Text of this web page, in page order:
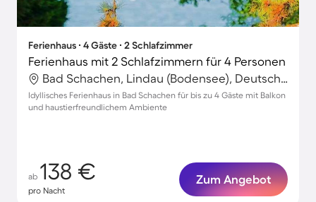
Ferienhaus ∙ 4 Gäste ∙ 2 Schlafzimmer
Ferienhaus mit 2 Schlafzimmern für 4 Personen
Bad Schachen, Lindau (Bodensee), Deutschland
Idyllisches Ferienhaus in Bad Schachen für bis zu 4 Gäste mit Balkon
und haustierfreundlichem Ambiente
ab 138 €
pro Nacht
Zum Angebot